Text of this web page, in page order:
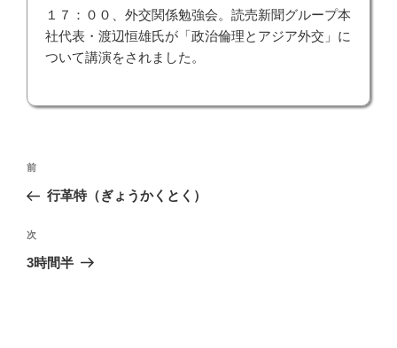
１７：００、外交関係勉強会。読売新聞グループ本
社代表・渡辺恒雄氏が「政治倫理とアジア外交」に
ついて講演をされました。
投
ナ
ビ
ゲ
前
の
稿
前
行革特（ぎょうかくとく）
次
の
次
3時間半